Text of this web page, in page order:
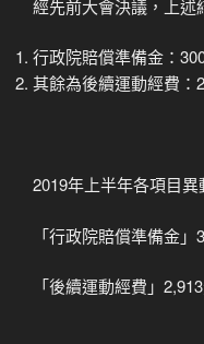
經先前大會決議，上述
行政院賠償準備金：
其餘為後續運動經費：
2019年上半年各項目異
「行政院賠償準備金
「後續運動經費」